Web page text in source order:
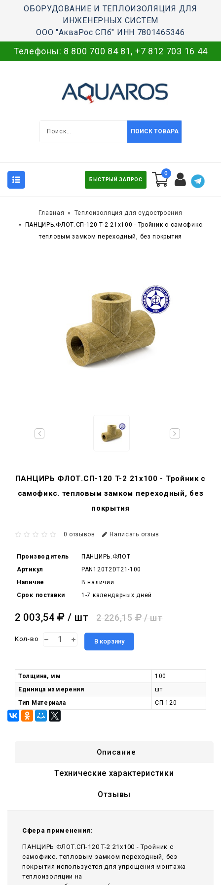
ОБОРУДОВАНИЕ И ТЕПЛОИЗОЛЯЦИЯ ДЛЯ
ИНЖЕНЕРНЫХ СИСТЕМ
ООО "АкваРос СПб" ИНН 7801465346
Телефоны: 8 800 700 84 81, +7 812 703 16 44
ПОИСК ТОВАРА
БЫСТРЫЙ ЗАПРОС
0
Главная
Теплоизоляция для судостроения
ПАНЦИРЬ.ФЛОТ.СП-120 T-2 21x100 - Тройник c самофикс.
тепловым замком переходный, без покрытия
ПАНЦИРЬ ФЛОТ.СП-120 T-2 21x100 - Тройник c
самофикс. тепловым замком переходный, без
покрытия
0 отзывов Написать отзыв
Производитель
ПАНЦИРЬ.ФЛОТ
Артикул
PAN120T2DT21-100
Наличие
В наличии
Срок поставки
1-7 календарных дней
2 003,54 / шт 2 226,15 / шт
Кол-во В корзину
Толщина, мм
100
Единица измерения
шт
Тип Материала
СП-120
Описание
Технические характеристики
Отзывы
Сфера применения:
ПАНЦИРЬ ФЛОТ.СП-120 T-2 21x100 - Тройник c
самофикс. тепловым замком переходный, без
покрытия используется для упрощения монтажа
теплоизоляции на